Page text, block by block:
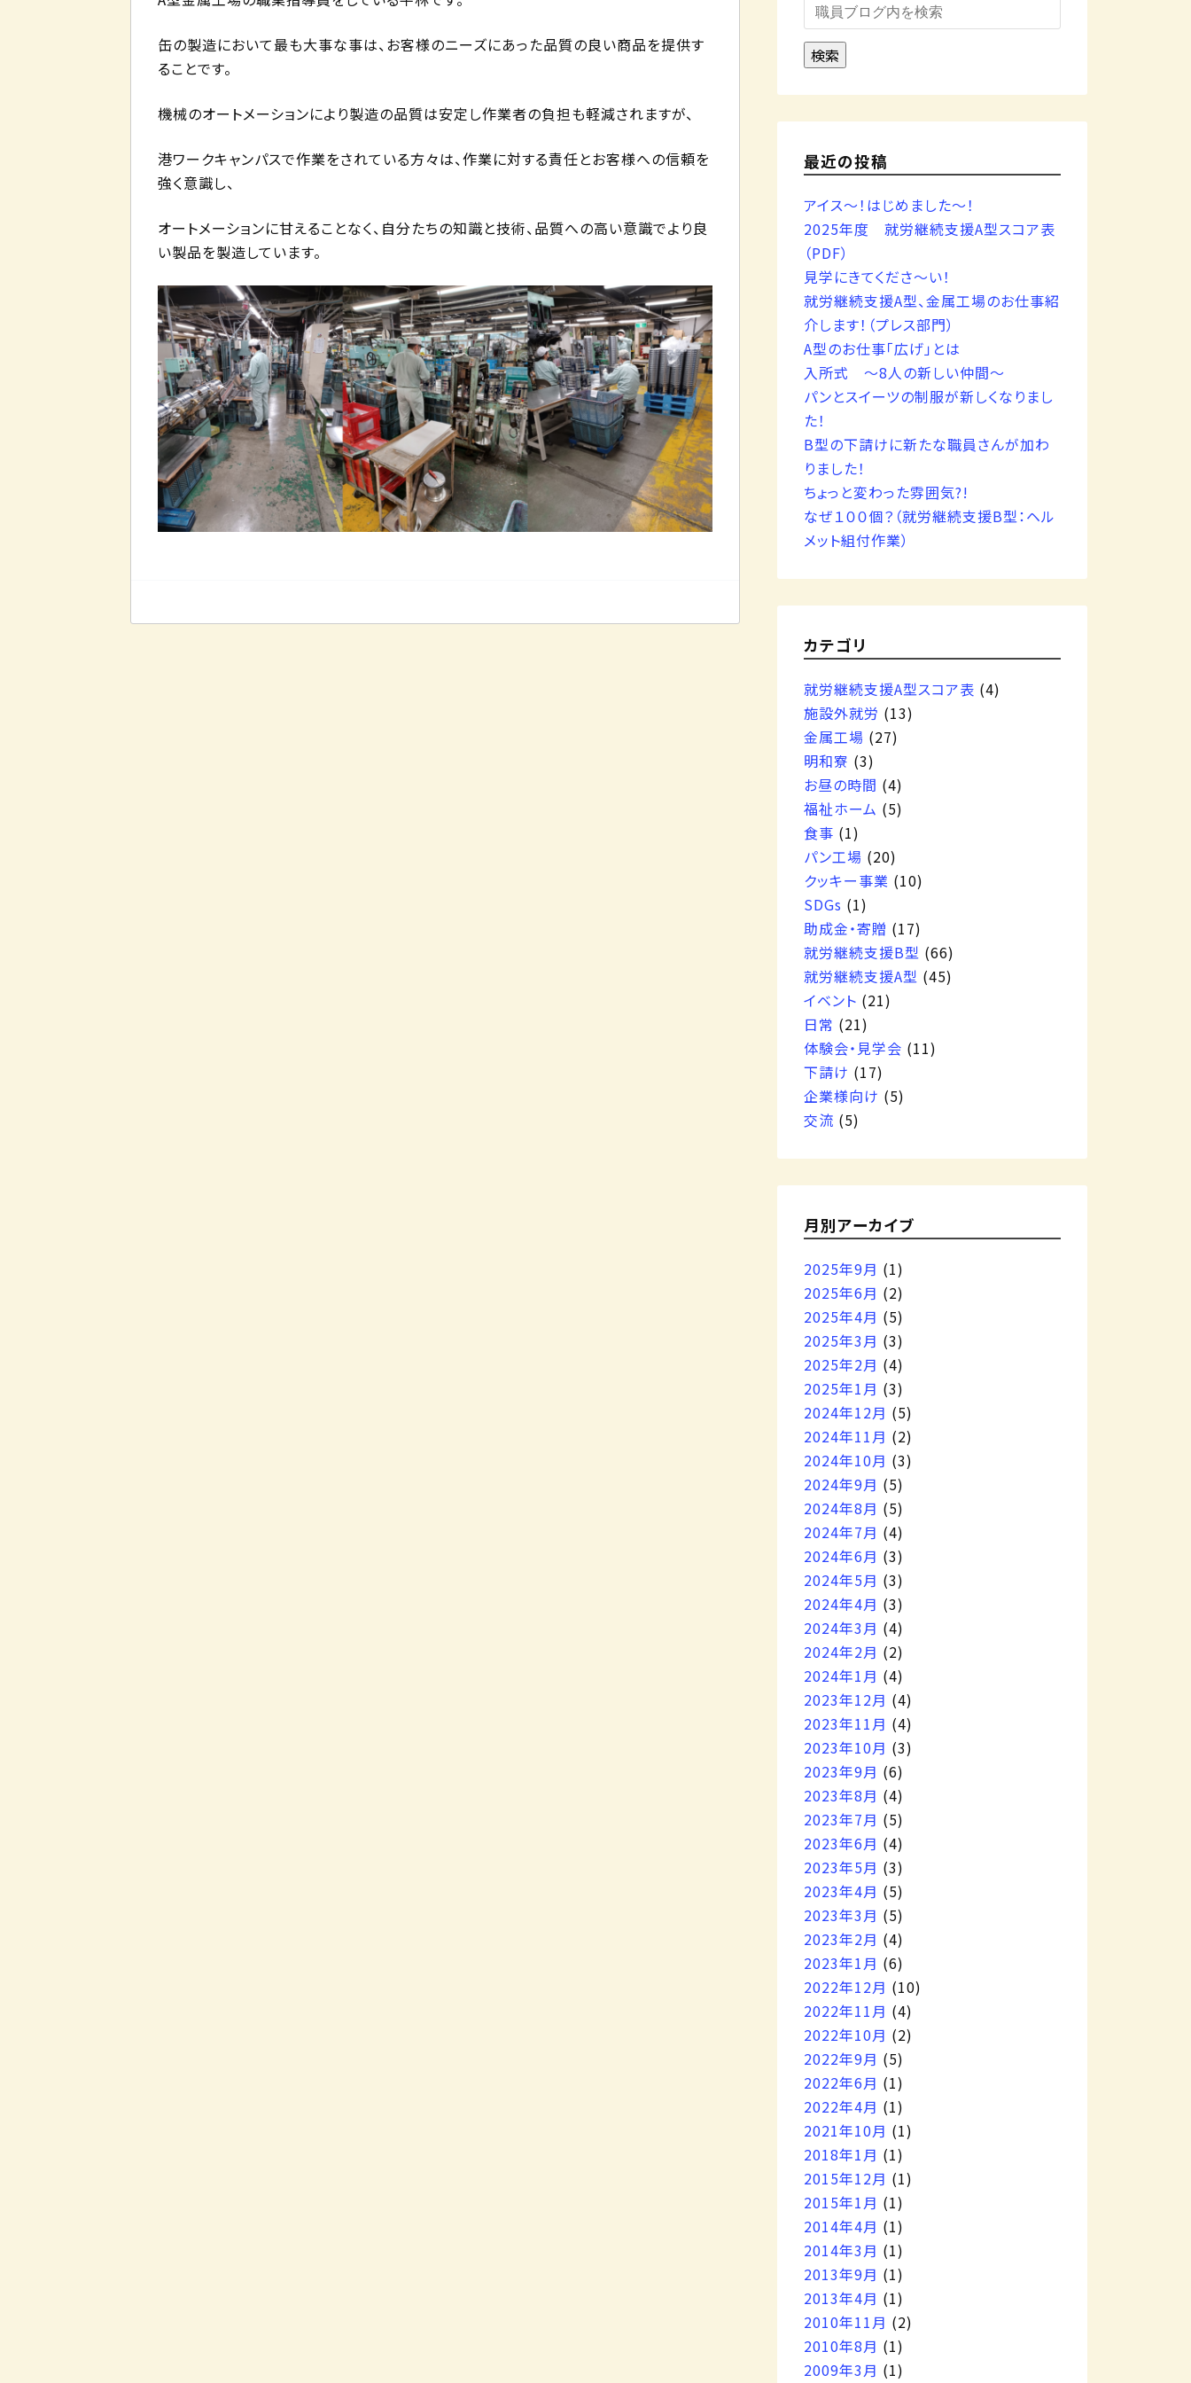
缶の製造において最も大事な事は、お客様のニーズにあった品質の良い商品を提供す
ることです。
機械のオートメーションにより製造の品質は安定し作業者の負担も軽減されますが、
港ワークキャンパスで作業をされている方々は、作業に対する責任とお客様への信頼を
強く意識し、
オートメーションに甘えることなく、自分たちの知識と技術、品質への高い意識でより良
い製品を製造しています。
検索
最近の投稿
アイス～！はじめました～！
2025年度 就労継続支援A型スコア表
（PDF）
見学にきてくださ～い！
就労継続支援A型、金属工場のお仕事紹
介します！（プレス部門）
A型のお仕事「広げ」とは
入所式 ～8人の新しい仲間～
パンとスイーツの制服が新しくなりまし
た！
B型の下請けに新たな職員さんが加わ
りました！
ちょっと変わった雰囲気?!
なぜ１００個？（就労継続支援B型：ヘル
メット組付作業）
カテゴリ
就労継続支援A型スコア表 (4)
施設外就労 (13)
金属工場 (27)
明和寮 (3)
お昼の時間 (4)
福祉ホーム (5)
食事 (1)
パン工場 (20)
クッキー事業 (10)
SDGs (1)
助成金・寄贈 (17)
就労継続支援B型 (66)
就労継続支援A型 (45)
イベント (21)
日常 (21)
体験会・見学会 (11)
下請け (17)
企業様向け (5)
交流 (5)
月別アーカイブ
2025年9月 (1)
2025年6月 (2)
2025年4月 (5)
2025年3月 (3)
2025年2月 (4)
2025年1月 (3)
2024年12月 (5)
2024年11月 (2)
2024年10月 (3)
2024年9月 (5)
2024年8月 (5)
2024年7月 (4)
2024年6月 (3)
2024年5月 (3)
2024年4月 (3)
2024年3月 (4)
2024年2月 (2)
2024年1月 (4)
2023年12月 (4)
2023年11月 (4)
2023年10月 (3)
2023年9月 (6)
2023年8月 (4)
2023年7月 (5)
2023年6月 (4)
2023年5月 (3)
2023年4月 (5)
2023年3月 (5)
2023年2月 (4)
2023年1月 (6)
2022年12月 (10)
2022年11月 (4)
2022年10月 (2)
2022年9月 (5)
2022年6月 (1)
2022年4月 (1)
2021年10月 (1)
2018年1月 (1)
2015年12月 (1)
2015年1月 (1)
2014年4月 (1)
2014年3月 (1)
2013年9月 (1)
2013年4月 (1)
2010年11月 (2)
2010年8月 (1)
2009年3月 (1)